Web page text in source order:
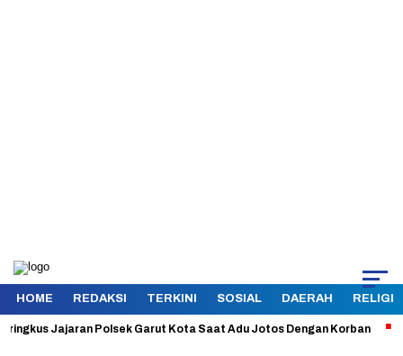
HOME REDAKSI TERKINI SOSIAL DAERAH RELIGI
Jajaran Polsek Garut Kota Saat Adu Jotos Dengan Korban